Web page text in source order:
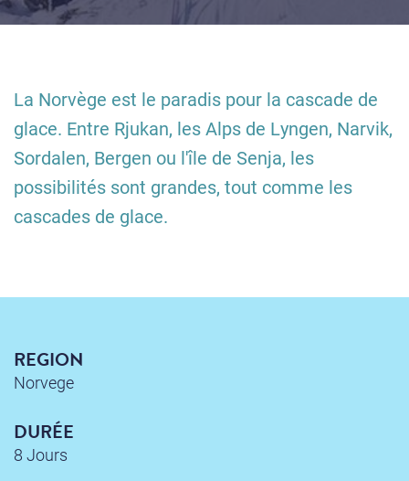
La Norvège est le paradis pour la cascade de
glace. Entre Rjukan, les Alps de Lyngen, Narvik,
Sordalen, Bergen ou l'île de Senja, les
possibilités sont grandes, tout comme les
cascades de glace.
REGION
Norvege
DURÉE
8 Jours